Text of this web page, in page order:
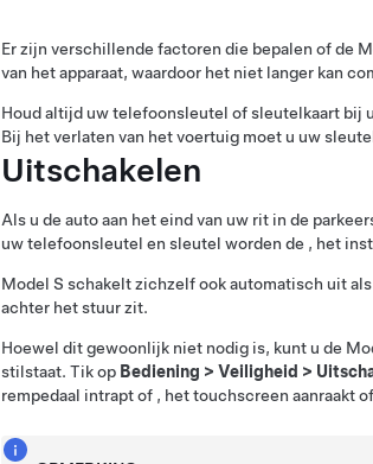
Er zijn verschillende factoren die bepalen of de
van het apparaat, waardoor het niet langer kan
Houd altijd uw telefoonsleutel of sleutelkaart bij
Bij het verlaten van het voertuig moet u uw
Uitschakelen
Als u de auto aan het eind van uw rit in de
uw telefoonsleutel en sleutel worden de , het
Model S schakelt zichzelf ook automatisch uit
achter het stuur zit.
Hoewel dit gewoonlijk niet nodig is, kunt u de
stilstaat. Tik op Bediening > Veiligheid >
rempedaal intrapt of , het touchscreen aanraakt